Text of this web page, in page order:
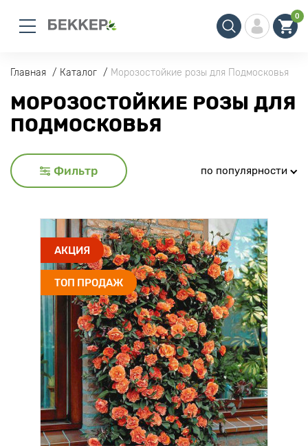
0
Главная Каталог Морозостойкие розы для Подмосковья
МОРОЗОСТОЙКИЕ РОЗЫ ДЛЯ
ПОДМОСКОВЬЯ
Фильтр по популярности
АКЦИЯ
ТОП ПРОДАЖ